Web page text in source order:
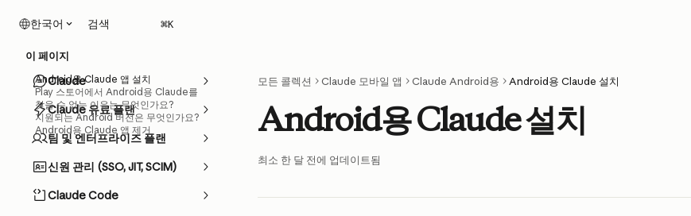
한국어 검색 ⌘K
Claude
Claude 유료 플랜
팀 및 엔터프라이즈 플랜
신원 관리 (SSO, JIT, SCIM)
Claude Code
모든 콜렉션 Claude 모바일 앱 Claude Android용 Android용 Claude 설치
Android용 Claude 설치
최소 한 달 전에 업데이트됨
이 페이지
Android용 Claude 앱 설치
Play 스토어에서 Android용 Claude를
찾을 수 없는 이유는 무엇인가요?
지원되는 Android 버전은 무엇인가요?
Android용 Claude 앱 제거